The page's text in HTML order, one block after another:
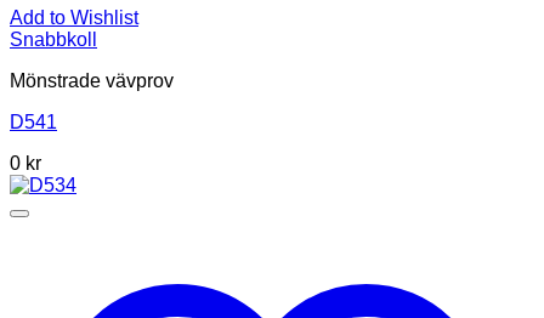
Add to Wishlist
Snabbkoll
Mönstrade vävprov
D541
0 kr